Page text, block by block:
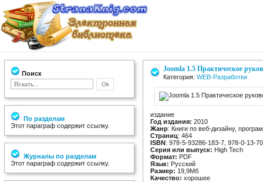
Поиск
По разделам
Этот параграф содержит ссылку.
Журналы по разделам
Этот параграф содержит ссылку.
Joomla 1.5 Практическое
Категория: WEB-Разработки
издание
Год издания: 2010
Жанр: Книги по веб-дизайну,
Страниц: 464
ISBN: 978-5-93286-183-7, 978-0-13-
Серия или выпуск: High Tech
Формат: PDF
Язык: Русский
Размер: 19,9Мб
Качество: хорошее